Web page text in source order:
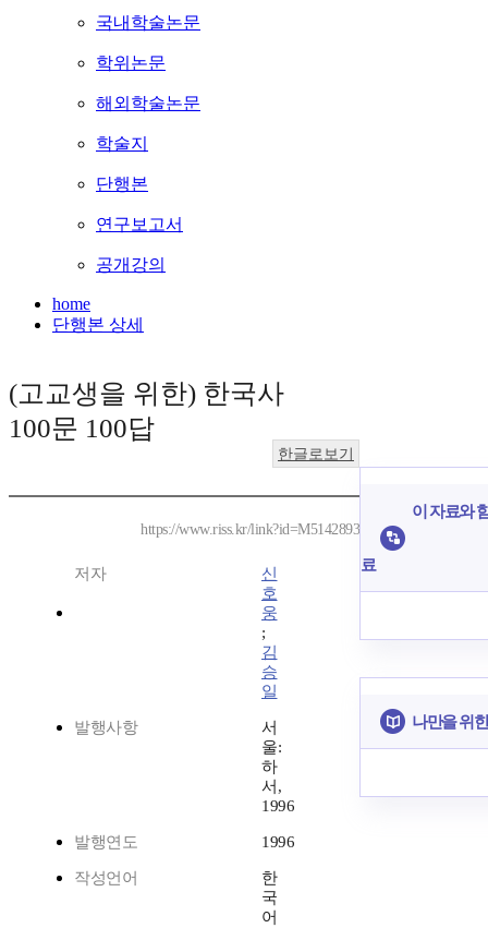
국내학술논문
학위논문
해외학술논문
학술지
단행본
연구보고서
공개강의
home
단행본 상세
(고교생을 위한) 한국사
100문 100답
한글로보기
https://www.riss.kr/link?id=M5142893
저자
신
호
웅
;
김
승
일
발행사항
서
울:
하
서,
1996
발행연도 1996
작성언어
한
국
어
이 자료와
료
나만을 위